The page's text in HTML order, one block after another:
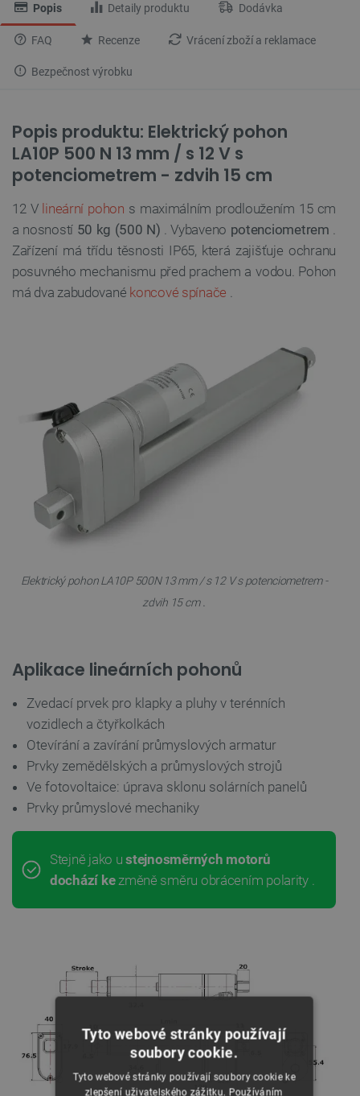
Popis Detaily produktu Dodávka
FAQ Recenze Vrácení zboží a reklamace
Bezpečnost výrobku
Popis produktu: Elektrický pohon
LA10P 500 N 13 mm / s 12 V s
potenciometrem - zdvih 15 cm
12 V lineární pohon s maximálním prodloužením 15 cm
a nosností 50 kg (500 N) . Vybaveno potenciometrem
Zařízení má třídu těsnosti IP65, která zajišťuje ochranu
posuvného mechanismu před prachem a vodou. Pohon
má dva zabudované koncové spínače
Elektrický pohon LA10P 500N 13 mm / s 12 V s potenciometrem -
zdvih 15 cm.
Aplikace lineárních pohonů
Zvedací prvek pro klapky a pluhy v terénních
vozidlech a čtyřkolkách
Otevírání a zavírání průmyslových armatur
Prvky zemědělských a průmyslových strojů
Ve fotovoltaice: úprava sklonu solárních panelů
Prvky průmyslové mechaniky
Stejně jako u stejnosměrných motorů
dochází kezměně směru obrácením polarity.
Tyto webové stránky používají
soubory cookie.
Tyto webové stránky používají soubory cookie ke
zlepšení uživatelského zážitku. Používáním